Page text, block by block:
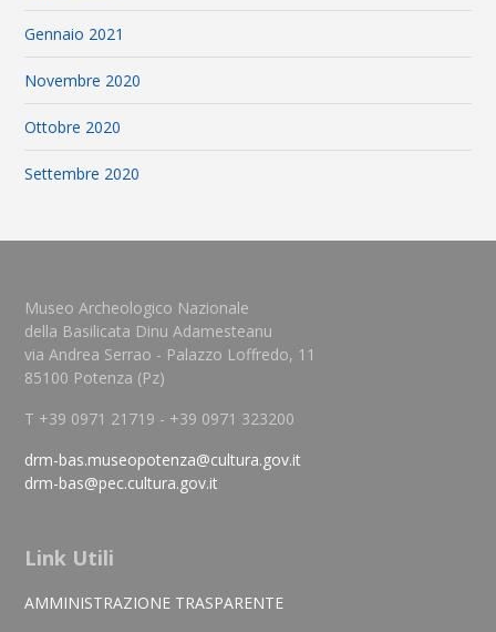
Gennaio 2021
Novembre 2020
Ottobre 2020
Settembre 2020
Museo Archeologico Nazionale
della Basilicata Dinu Adamesteanu
via Andrea Serrao - Palazzo Loffredo, 11
85100 Potenza (Pz)
T +39 0971 21719 - +39 0971 323200
drm-bas.museopotenza@cultura.gov.it
drm-bas@pec.cultura.gov.it
Link Utili
AMMINISTRAZIONE TRASPARENTE